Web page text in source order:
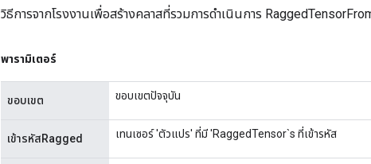
วิธีการจากโรงงานเพื่อสร้างคลาสที่รวมการดำเนินการ
พารามิเตอร์
ขอบเขต ขอบเขตปัจจุบัน
เข้ารหัสRagged เทนเซอร์ 'ตัวแปร' ที่มี 'RaggedTensor`s ที่เข้ารหัส